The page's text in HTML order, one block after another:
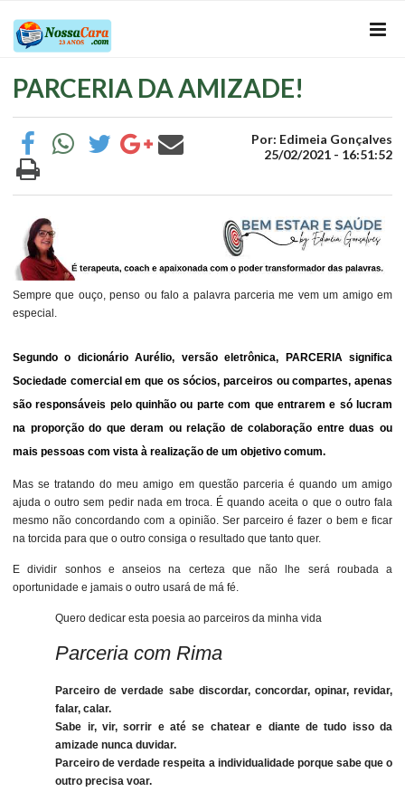
PARCERIA DA AMIZADE!
Por: Edimeia Gonçalves
25/02/2021 - 16:51:52
Sempre que ouço, penso ou falo a palavra parceria me vem um amigo em
especial.
Segundo o dicionário Aurélio, versão eletrônica, PARCERIA significa
Sociedade comercial em que os sócios, parceiros ou compartes, apenas
são responsáveis pelo quinhão ou parte com que entrarem e só lucram
na proporção do que deram ou relação de colaboração entre duas ou
mais pessoas com vista à realização de um objetivo comum.
Mas se tratando do meu amigo em questão parceria é quando um amigo
ajuda o outro sem pedir nada em troca. É quando aceita o que o outro fala
mesmo não concordando com a opinião. Ser parceiro é fazer o bem e ficar
na torcida para que o outro consiga o resultado que tanto quer.
E dividir sonhos e anseios na certeza que não lhe será roubada a
oportunidade e jamais o outro usará de má fé.
Quero dedicar esta poesia ao parceiros da minha vida
Parceria com Rima
Parceiro de verdade sabe discordar, concordar, opinar, revidar,
falar, calar.
Sabe ir, vir, sorrir e até se chatear e diante de tudo isso da
amizade nunca duvidar.
Parceiro de verdade respeita a individualidade porque sabe que o
outro precisa voar.